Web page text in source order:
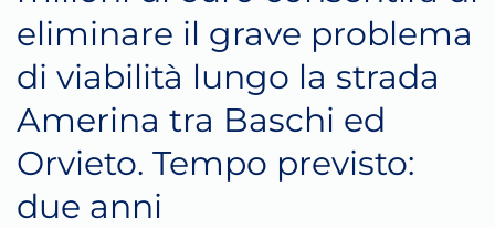
eliminare il grave problema
di viabilità lungo la strada
Amerina tra Baschi ed
Orvieto. Tempo previsto:
due anni